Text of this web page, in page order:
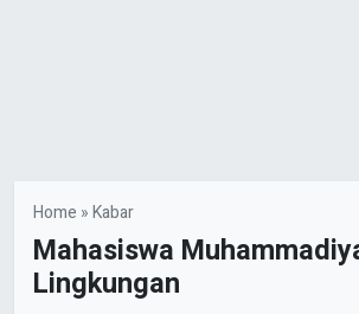
Home »Kabar
Mahasiswa
Lingkungan